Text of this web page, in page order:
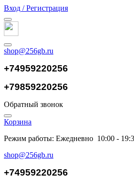
Вход / Регистрация
shop@256gb.ru
+74959220256
+79859220256
Обратный звонок
Корзина
Режим работы: Ежедневно 10:00 -
shop@256gb.ru
+74959220256